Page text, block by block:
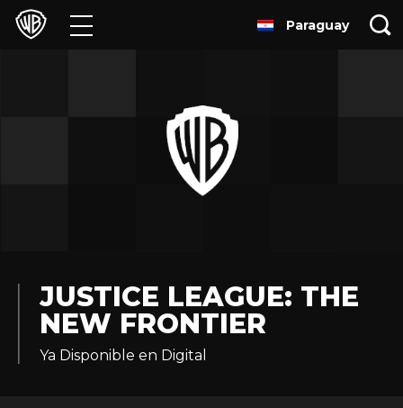
Películas
Juegos y Aplicaciones
Experiencias
Paraguay
JUSTICE LEAGUE: THE
NEW FRONTIER ​
Ya Disponible en Digital